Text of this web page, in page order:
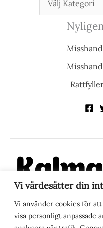
Vi värdesätter din
Vi använder cookies för
visa personligt anpassade
KalmarPosten är en
fokus på Kalmarregionen,
perspektivet, vill vi vara